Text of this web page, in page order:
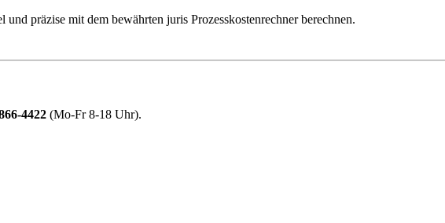
präzise mit dem bewährten juris Prozesskostenrechner berechnen.
4422 (Mo-Fr 8-18 Uhr).